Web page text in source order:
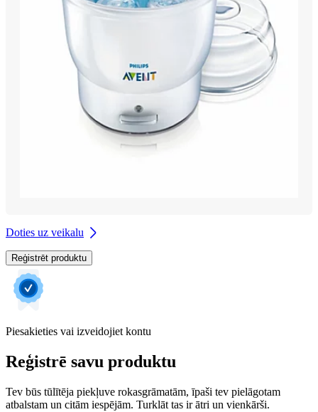
Doties uz veikalu
Reģistrēt produktu
Piesakieties vai izveidojiet kontu
Reģistrē savu produktu
Tev būs tūlītēja piekļuve rokasgrāmatām, īpaši tev pielāgotam
atbalstam un citām iespējām. Turklāt tas ir ātri un vienkārši.